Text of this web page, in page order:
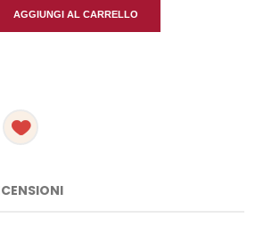
AGGIUNGI AL CARRELLO